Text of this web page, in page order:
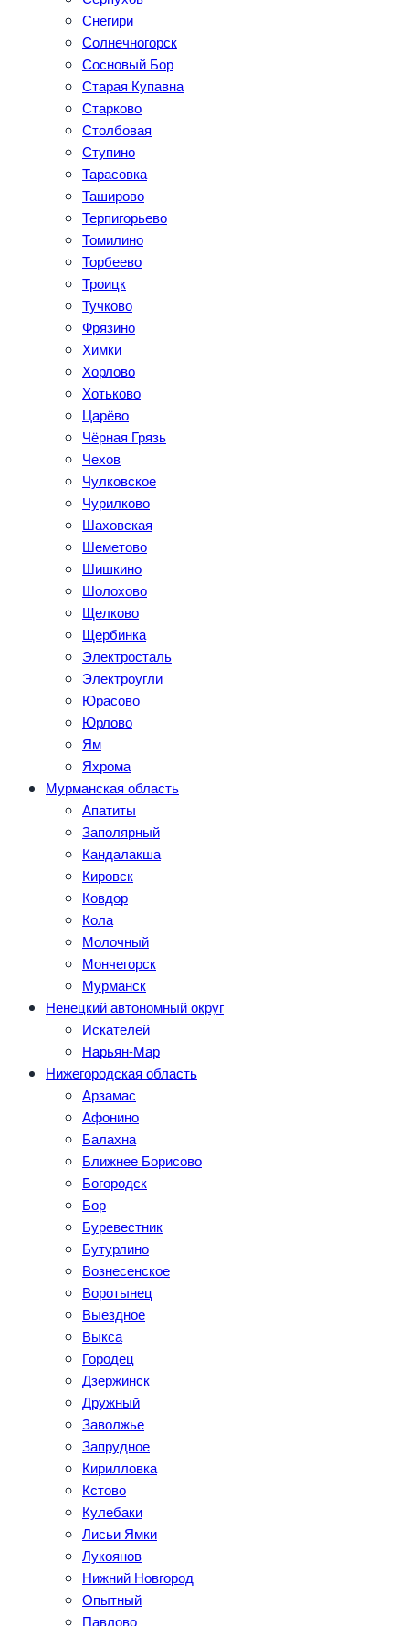
Снегири
Солнечногорск
Сосновый Бор
Старая Купавна
Старково
Столбовая
Ступино
Тарасовка
Таширово
Терпигорьево
Томилино
Торбеево
Троицк
Тучково
Фрязино
Химки
Хорлово
Хотьково
Царёво
Чёрная Грязь
Чехов
Чулковское
Чурилково
Шаховская
Шеметово
Шишкино
Шолохово
Щелково
Щербинка
Электросталь
Электроугли
Юрасово
Юрлово
Ям
Яхрома
Мурманская область
Апатиты
Заполярный
Кандалакша
Кировск
Ковдор
Кола
Молочный
Мончегорск
Мурманск
Ненецкий автономный округ
Искателей
Нарьян-Мар
Нижегородская область
Арзамас
Афонино
Балахна
Ближнее Борисово
Богородск
Бор
Буревестник
Бутурлино
Вознесенское
Воротынец
Выездное
Выкса
Городец
Дзержинск
Дружный
Заволжье
Запрудное
Кирилловка
Кстово
Кулебаки
Лисьи Ямки
Лукоянов
Нижний Новгород
Опытный
Павлово